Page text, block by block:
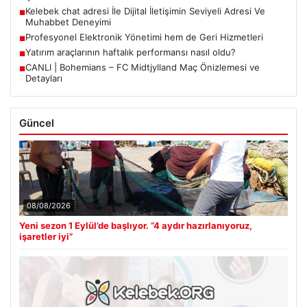
■Kelebek chat adresi İle Dijital İletişimin Seviyeli Adresi Ve
Muhabbet Deneyimi
■Profesyonel Elektronik Yönetimi hem de Geri Hizmetleri
■Yatırım araçlarının haftalık performansı nasıl oldu?
■CANLI | Bohemians – FC Midtjylland Maç Önizlemesi ve
Detayları
Güncel
08/08/2026
Yeni sezon 1 Eylül’de başlıyor. “4 aydır hazırlanıyoruz,
işaretler iyi”